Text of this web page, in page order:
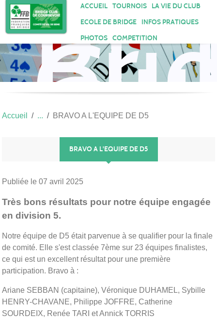
ACCUEIL TOURNOIS
LA VIE DU CLUB
ECOLE DE BRIDGE
INFOS PRATIQUES
PHOTOS
COMPETITION
de
Accueil BRAVO A L'EQUIPE DE D5
BRAVO A L'EQUIPE DE D5
Publiée le 07 avril 2025
Très bons résultats pour notre équipe engagée
en division 5.
Notre équipe de D5 était parvenue à se qualifier pour la finale
de comité. Elle s'est classée 7ème sur 23 équipes finalistes,
ce qui est un excellent résultat pour une première
participation. Bravo à :
Ariane SEBBAN (capitaine), Véronique DUHAMEL, Sybille
HENRY-CHAVANE, Philippe JOFFRE, Catherine
SOURDEIX, Renée TARI et Annick TORRIS
Panneau de gestion des cookies